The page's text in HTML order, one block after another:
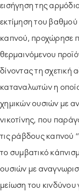
εισήγηση της
εκτίμηση του
καπνού, προχώρησε
θερμαινόμενου
δίνοντας τη σχετική
καταναλωτών η
χημικών ουσιών με
νικοτίνης, που
τις ράβδους καπνού
το συμβατικό
ουσιών με
μείωση του